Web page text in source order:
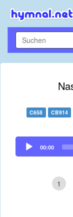
C658 CB914
Audio
Player
00:00
1